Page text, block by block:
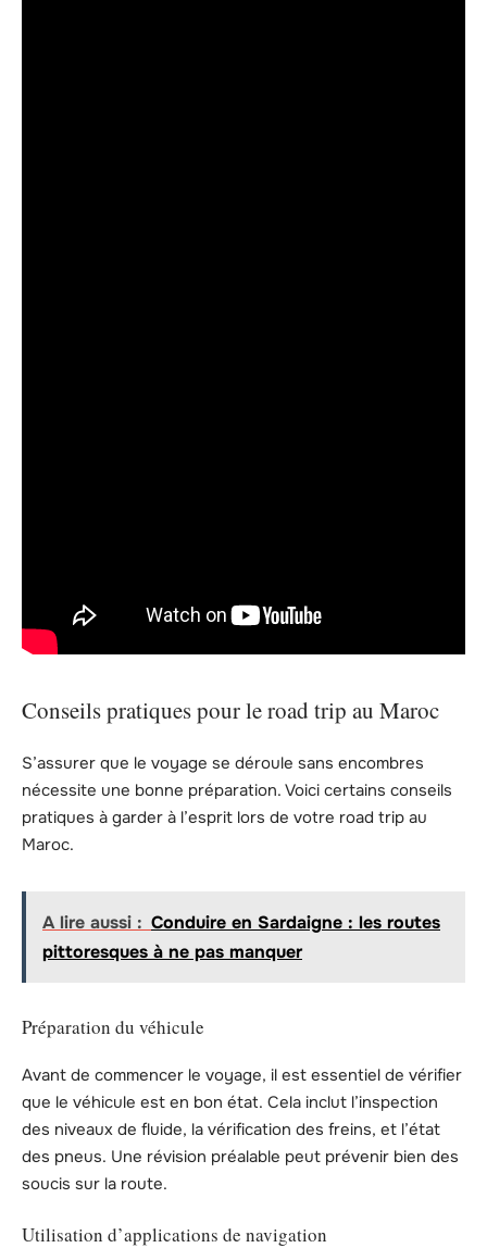
Conseils pratiques pour le road trip au Maroc
S’assurer que le voyage se déroule sans encombres
nécessite une bonne préparation. Voici certains conseils
pratiques à garder à l’esprit lors de votre road trip au
Maroc.
A lire aussi : Conduire en Sardaigne : les routes
pittoresques à ne pas manquer
Préparation du véhicule
Avant de commencer le voyage, il est essentiel de vérifier
que le véhicule est en bon état. Cela inclut l’inspection
des niveaux de fluide, la vérification des freins, et l’état
des pneus. Une révision préalable peut prévenir bien des
soucis sur la route.
Utilisation d’applications de navigation